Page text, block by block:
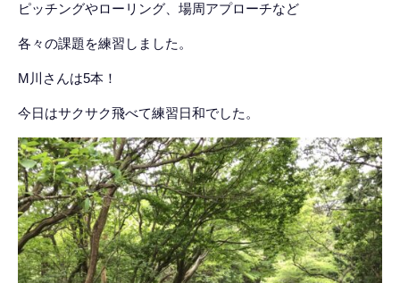
ピッチングやローリング、場周アプローチなど
各々の課題を練習しました。
M川さんは5本！
今日はサクサク飛べて練習日和でした。